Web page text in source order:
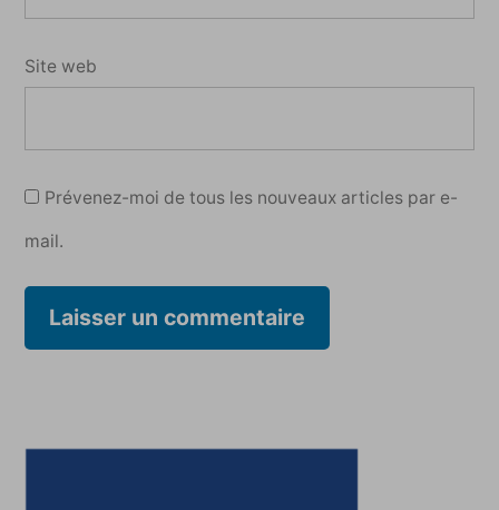
Site web
Prévenez-moi de tous les nouveaux articles par e-
mail.